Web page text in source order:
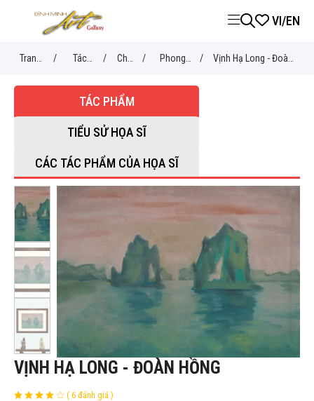
VI/EN
Trang
chủ
/ Tác
phẩm
/ Chủ
đề
/ Phong
cảnh
/ Vịnh Hạ Long - Đoàn
TÁC PHẨM
TIỂU SỬ HỌA SĨ
CÁC TÁC PHẨM CỦA HỌA SĨ
VỊNH HẠ LONG - ĐOÀN HỒNG
( 6 đánh giá )